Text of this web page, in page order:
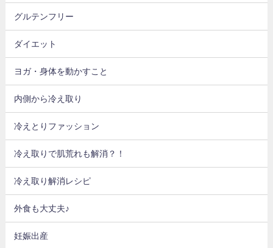
グルテンフリー
ダイエット
ヨガ・身体を動かすこと
内側から冷え取り
冷えとりファッション
冷え取りで肌荒れも解消？！
冷え取り解消レシピ
外食も大丈夫♪
妊娠出産